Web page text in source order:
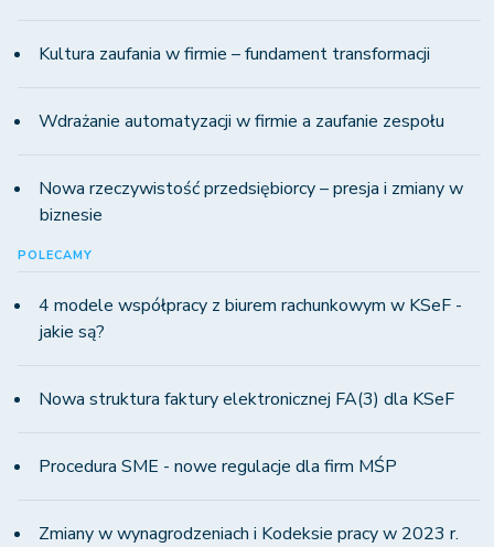
Kultura zaufania w firmie – fundament transformacji
Wdrażanie automatyzacji w firmie a zaufanie zespołu
Nowa rzeczywistość przedsiębiorcy – presja i zmiany w
biznesie
POLECAMY
4 modele współpracy z biurem rachunkowym w KSeF -
jakie są?
Nowa struktura faktury elektronicznej FA(3) dla KSeF
Procedura SME - nowe regulacje dla firm MŚP
Zmiany w wynagrodzeniach i Kodeksie pracy w 2023 r.